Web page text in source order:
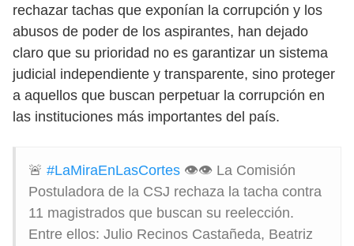
rechazar tachas que exponían la corrupción y los
abusos de poder de los aspirantes, han dejado
claro que su prioridad no es garantizar un sistema
judicial independiente y transparente, sino proteger
a aquellos que buscan perpetuar la corrupción en
las instituciones más importantes del país.
🚨 #LaMiraEnLasCortes 👁️👁️ La Comisión
Postuladora de la CSJ rechaza la tacha contra
11 magistrados que buscan su reelección.
Entre ellos: Julio Recinos Castañeda, Beatriz